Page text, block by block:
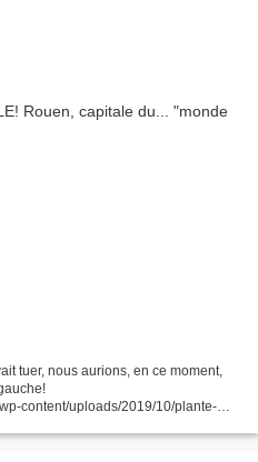
tuer, nous aurions, en ce moment,
content/uploads/2019/10/plante-